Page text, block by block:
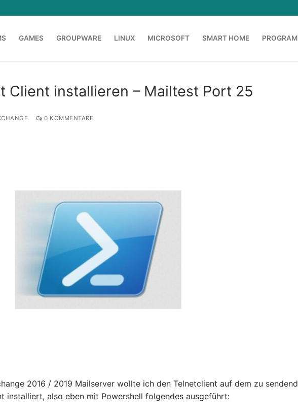
GAMES GROUPWARE LINUX MICROSOFT SMART HOME
Client installieren – Mailtest Port 25
0 KOMMENTARE
2016 / 2019 Mailserver wollte ich den Telnetclient auf dem zu
installiert, also eben mit Powershell folgendes ausgeführt: